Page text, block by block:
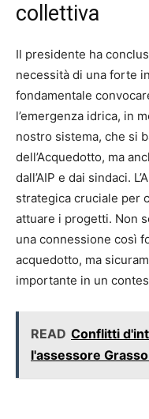
collettiva
Il presidente ha
necessità di una forte
fondamentale
l’emergenza idrica, in
nostro sistema, che si
dell’Acquedotto, ma
dall’AIP e dai sindaci.
strategica cruciale per
attuare i progetti. Non
una connessione così
acquedotto, ma
importante in un
READ Conflitti
l'assessore